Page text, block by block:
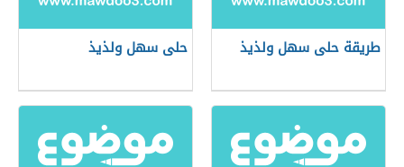
طريقة حلى سهل ولذيذ حلى سهل ولذيذ